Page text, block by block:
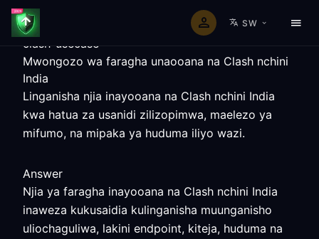
SW
clash-usecase
Mwongozo wa faragha unaooana na Clash nchini
India
Linganisha njia inayooana na Clash nchini India
kwa hatua za usanidi zilizopimwa, maelezo ya
mifumo, na mipaka ya huduma iliyo wazi.
Answer
Njia ya faragha inayooana na Clash nchini India
inaweza kukusaidia kulinganisha muunganisho
uliochaguliwa, lakini endpoint, kiteja, huduma na